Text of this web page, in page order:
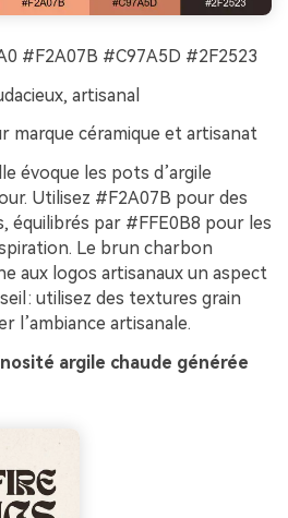
#F2A07B #C97A5D #2F2523
artisanal
marque céramique et artisanat
évoque les pots d’argile
Utilisez #F2A07B pour des
équilibrés par #FFE0B8 pour les
Le brun charbon
aux logos artisanaux un aspect
: utilisez des textures grain
l’ambiance artisanale.
argile chaude générée